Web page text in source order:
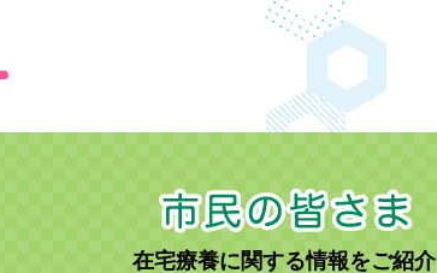
在宅療養に関する情報をご紹介